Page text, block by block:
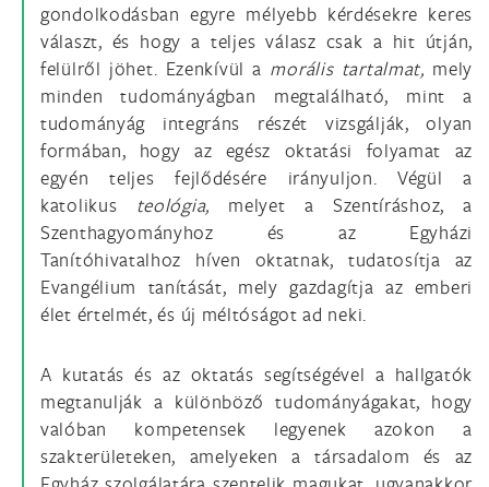
gondolkodásban egyre mélyebb kérdésekre keres
választ, és hogy a teljes válasz csak a hit útján,
felülről jöhet. Ezenkívül a morális tartalmat, mely
minden tudományágban megtalálható, mint a
tudományág integráns részét vizsgálják, olyan
formában, hogy az egész oktatási folyamat az
egyén teljes fejlődésére irányuljon. Végül a
katolikus teológia, melyet a Szentíráshoz, a
Szenthagyományhoz és az Egyházi
Tanítóhivatalhoz híven oktatnak, tudatosítja az
Evangélium tanítását, mely gazdagítja az emberi
élet értelmét, és új méltóságot ad neki.
A kutatás és az oktatás segítségével a hallgatók
megtanulják a különböző tudományágakat, hogy
valóban kompetensek legyenek azokon a
szakterületeken, amelyeken a társadalom és az